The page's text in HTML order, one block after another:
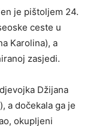
je pištoljem 24.
ceste u
Karolina), a
zasjedi.
Džijana
a dočekala ga je
okupljeni